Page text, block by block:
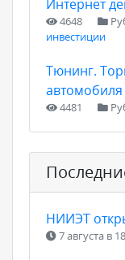
Интернет
4648
инвестиции
Тюнинг.
автомобиля
4481
НИИЭТ
7 августа в